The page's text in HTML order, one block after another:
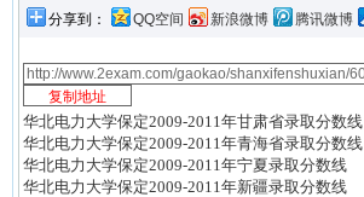
分享到： QQ空间 新浪微博 腾讯微博
华北电力大学保定2009-2011年甘肃省录取分数线
华北电力大学保定2009-2011年青海省录取分数线
华北电力大学保定2009-2011年宁夏录取分数线
华北电力大学保定2009-2011年新疆录取分数线